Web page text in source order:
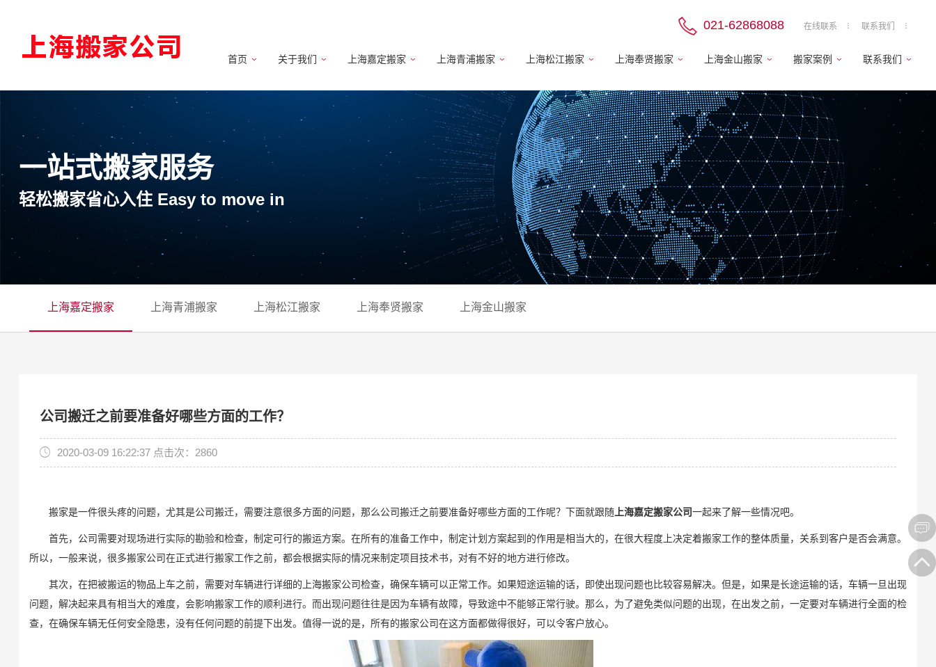
021-62868088 在线联系 联系我们
首页 关于我们 上海嘉定搬家 上海青浦搬家 上海松江搬家 上海奉贤搬家 上海金山搬家 搬家案例 联系我们
一站式搬家服务
轻松搬家省心入住 Easy to move in
上海嘉定搬家 上海青浦搬家 上海松江搬家 上海奉贤搬家 上海金山搬家
公司搬迁之前要准备好哪些方面的工作？
2020-03-09 16:22:37 点击次：2860
搬家是一件很头疼的问题，尤其是公司搬迁，需要注意很多方面的问题，那么公司搬迁之前要准备好哪些方面的工作呢？下面就跟随上海嘉定搬家公司一起来了解一些情况吧。
首先，公司需要对现场进行实际的勘验和检查，制定可行的搬运方案。在所有的准备工作中，制定计划方案起到的作用是相当大的，在很大程度上决定着搬家工作的整体质量，关系到客户是否会满意。
所以，一般来说，很多搬家公司在正式进行搬家工作之前，都会根据实际的情况来制定项目技术书，对有不好的地方进行修改。
其次，在把被搬运的物品上车之前，需要对车辆进行详细的上海搬家公司检查，确保车辆可以正常工作。如果短途运输的话，即使出现问题也比较容易解决。但是，如果是长途运输的话，车辆一旦出现
问题，解决起来具有相当大的难度，会影响搬家工作的顺利进行。而出现问题往往是因为车辆有故障，导致途中不能够正常行驶。那么，为了避免类似问题的出现，在出发之前，一定要对车辆进行全面的检
查，在确保车辆无任何安全隐患，没有任何问题的前提下出发。值得一说的是，所有的搬家公司在这方面都做得很好，可以令客户放心。